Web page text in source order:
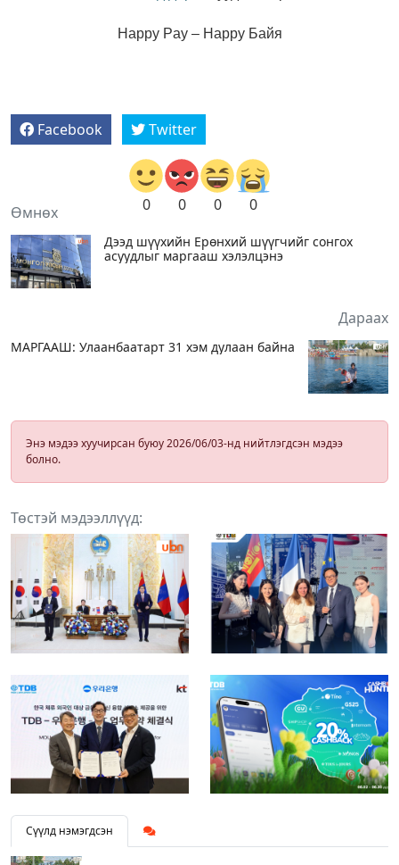
Happy Pay – Happy Байя
Facebook Twitter
0 0 0 0
Өмнөх
Дээд шүүхийн Ерөнхий шүүгчийг сонгох
асуудлыг маргааш хэлэлцэнэ
Дараах
МАРГААШ: Улаанбаатарт 31 хэм дулаан байна
Энэ мэдээ хуучирсан буюу 2026/06/03-нд нийтлэгдсэн мэдээ
болно.
Төстэй мэдээллүүд:
Сүүлд нэмэгдсэн